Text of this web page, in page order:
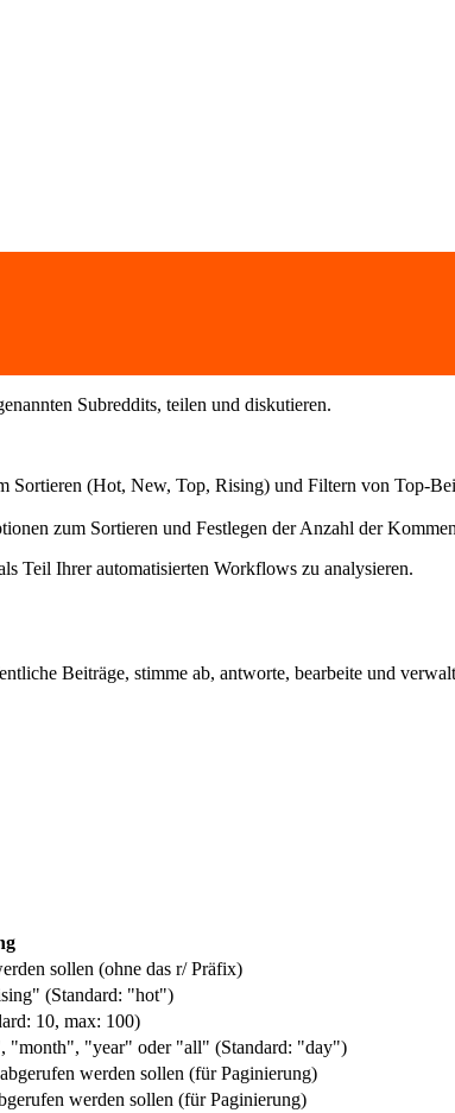
Subreddits, teilen und diskutieren.
Sortieren (Hot, New, Top, Rising) und Filtern von Top-
zum Sortieren und Festlegen der Anzahl der
Teil Ihrer automatisierten Workflows zu analysieren.
Beiträge, stimme ab, antworte, bearbeite und
sollen (ohne das r/ Präfix)
(Standard: "hot")
10, max: 100)
"month", "year" oder "all" (Standard: "day")
werden sollen (für Paginierung)
werden sollen (für Paginierung)